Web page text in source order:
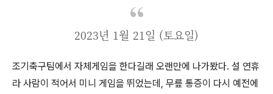
2023년 1월 21일 (토요일)
조기축구팀에서 자체게임을 한다길래 오랜만에 나가봤다. 설 연휴
라 사람이 적어서 미니 게임을 뛰었는데, 무릎 통증이 다시 예전에